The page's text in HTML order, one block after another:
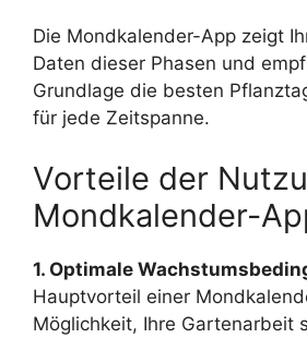
Die Mondkalender-App zeigt
Daten dieser Phasen und
Grundlage die besten
für jede Zeitspanne.
Vorteile der
Mondkalender-
1. Optimale
Hauptvorteil einer
Möglichkeit, Ihre Gartenarbeit